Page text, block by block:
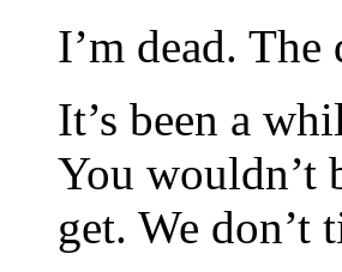
I’m dead.
It’s been a
You wouldn’t
get. We don’t